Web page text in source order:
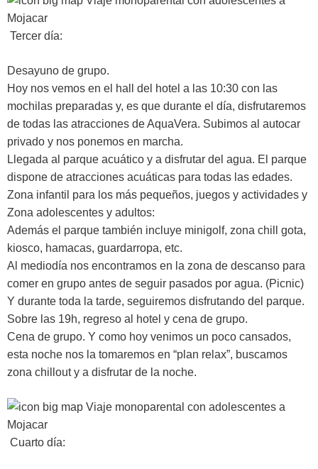
Tercer día:
Desayuno de grupo.
Hoy nos vemos en el hall del hotel a las 10:30 con las
mochilas preparadas y, es que durante el día, disfrutaremos
de todas las atracciones de AquaVera. Subimos al autocar
privado y nos ponemos en marcha.
Llegada al parque acuático y a disfrutar del agua. El parque
dispone de atracciones acuáticas para todas las edades.
Zona infantil para los más pequeños, juegos y actividades y
Zona adolescentes y adultos:
Además el parque también incluye minigolf, zona chill gota,
kiosco, hamacas, guardarropa, etc.
Al mediodía nos encontramos en la zona de descanso para
comer en grupo antes de seguir pasados por agua. (Picnic)
Y durante toda la tarde, seguiremos disfrutando del parque.
Sobre las 19h, regreso al hotel y cena de grupo.
Cena de grupo. Y como hoy venimos un poco cansados,
esta noche nos la tomaremos en “plan relax”, buscamos
zona chillout y a disfrutar de la noche.
Cuarto día: